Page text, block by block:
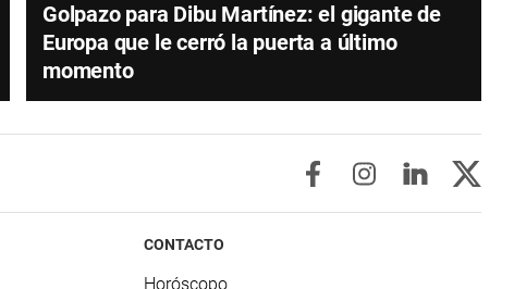
Golpazo para Dibu Martínez: el gigante de
Europa que le cerró la puerta a último
momento
CONTACTO
Horóscopo